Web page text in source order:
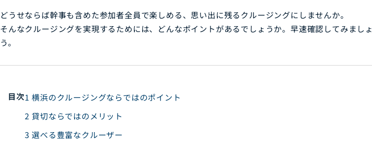
どうせならば幹事も含めた参加者全員で楽しめる、思い出に残るクルージングにしませんか。
そんなクルージングを実現するためには、どんなポイントがあるでしょうか。早速確認してみましょ
う。
目次1 横浜のクルージングならではのポイント
2 貸切ならではのメリット
3 選べる豊富なクルーザー